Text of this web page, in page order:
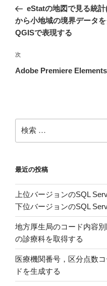
ナ
ビ
ー
シ
去
の
投
eStatの地図で見る統
から小地域の境界データ
QGISで表現する
次
の
次
Adobe Premiere
索:
最近の投稿
上位バージョンのSQL
下位バージョンのSQL
地方厚生局のコード内容
の診療科を取得する
医療機関番号，区分点数
ドを生成する